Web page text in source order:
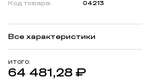
ИТОГО:
64 481,28 ₽
Код товара:
04213
Все характеристики